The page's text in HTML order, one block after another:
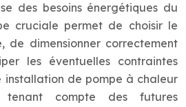
des besoins énergétiques du
cruciale permet de choisir le
de dimensionner correctement
les éventuelles contraintes
installation de pompe à chaleur
compte des futures